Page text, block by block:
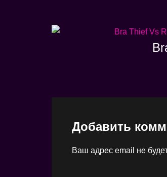
Добавить
Ваш адрес email не